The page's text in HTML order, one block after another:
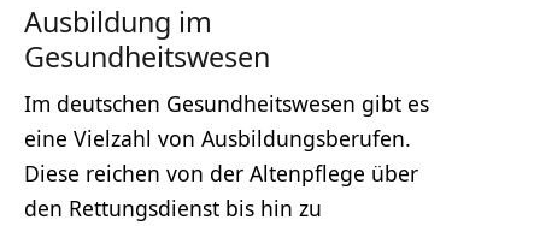
Ausbildung im
Gesundheitswesen
Im deutschen Gesundheitswesen gibt es
eine Vielzahl von Ausbildungsberufen.
Diese reichen von der Altenpflege über
den Rettungsdienst bis hin zu